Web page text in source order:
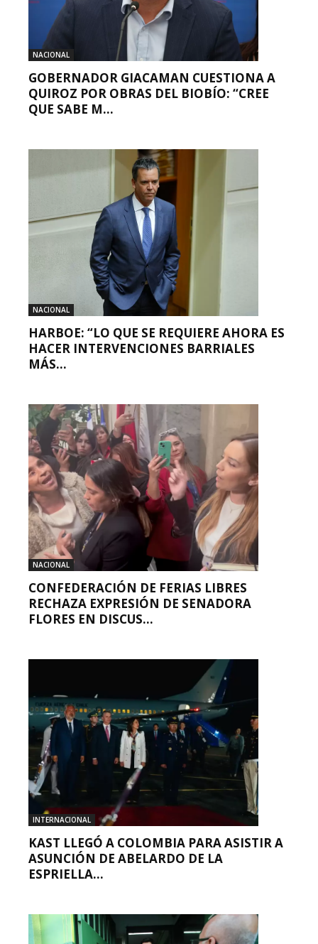
NACIONAL
GOBERNADOR GIACAMAN CUESTIONA A
QUIROZ POR OBRAS DEL BIOBÍO: “CREE
QUE SABE M...
NACIONAL
HARBOE: “LO QUE SE REQUIERE AHORA ES
HACER INTERVENCIONES BARRIALES
MÁS...
NACIONAL
CONFEDERACIÓN DE FERIAS LIBRES
RECHAZA EXPRESIÓN DE SENADORA
FLORES EN DISCUS...
INTERNACIONAL
KAST LLEGÓ A COLOMBIA PARA ASISTIR A
ASUNCIÓN DE ABELARDO DE LA
ESPRIELLA...